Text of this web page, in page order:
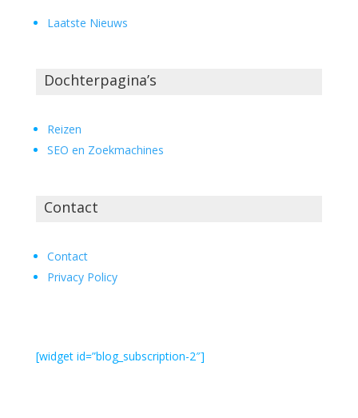
Laatste Nieuws
Dochterpagina’s
Reizen
SEO en Zoekmachines
Contact
Contact
Privacy Policy
[widget id=”blog_subscription-2″]